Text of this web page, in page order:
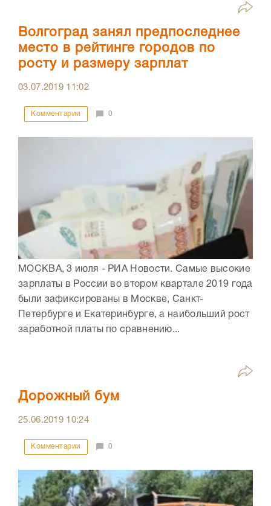
Волгоград занял предпоследнее
место в рейтинге городов по
росту и размеру зарплат
03.07.2019 11:02
Комментарии 0
МОСКВА, 3 июля - РИА Новости. Самые высокие
зарплаты в России во втором квартале 2019 года
были зафиксированы в Москве, Санкт-
Петербурге и Екатеринбурге, а наибольший рост
заработной платы по сравнению...
Дорожный бум
25.06.2019 10:24
Комментарии 0